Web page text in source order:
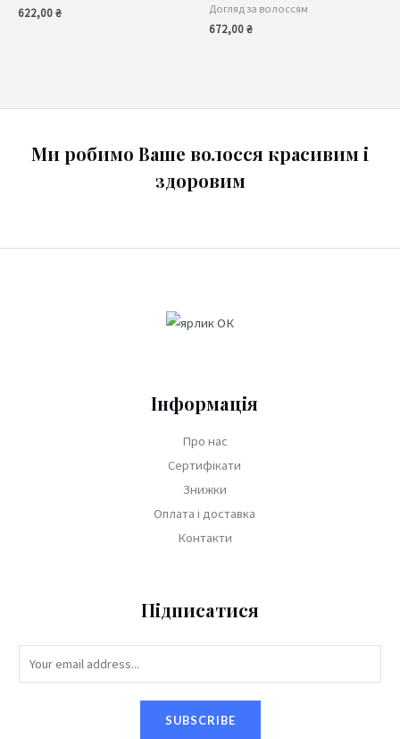
622,00₴ Догляд за волоссям
672,00₴
Ми робимо Ваше волосся красивим і
здоровим
Інформація
Про нас
Сертифікати
Знижки
Оплата і доставка
Контакти
Підписатися
SUBSCRIBE